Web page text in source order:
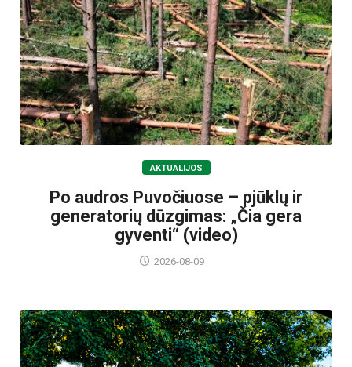
AKTUALIJOS
Po audros Puvočiuose – pjūklų ir
generatorių dūzgimas: „Čia gera
gyventi“ (video)
2026-08-09